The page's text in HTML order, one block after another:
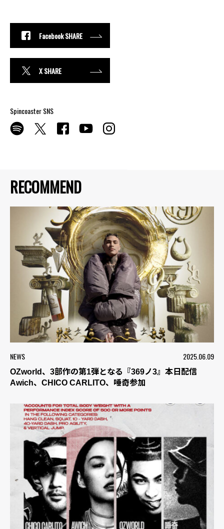
RECOMMEND
NEWS 2025.06.09
OZworld、3部作の第1弾となる『369ノ3』本日配信
Awich、CHICO CARLITO、唾奇参加
Facebook SHARE
X SHARE
Spincoaster SNS